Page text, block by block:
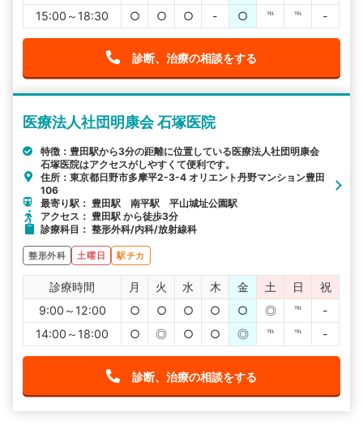
15:00～18:30
○ ○ ○ - ○ ℡ ℡ -
診断、治療の相談をする
医療法人社団明康会 石塚医院
特徴：豊田駅から3分の距離に位置している医療法人社団明康会
石塚医院はアクセスがしやすくて便利です。
住所：東京都日野市多摩平2-3-4 オリエント丹野マンション豊田
106
最寄り駅： 豊田駅 南平駅 平山城址公園駅
アクセス： 豊田駅 から徒歩3分
診療科目： 整形外科/内科/放射線科
整形外科 土曜日 駅チカ
診療時間 月 火 水 木 金 土 日
祝
9:00～12:00
○ ○ ○ ○ ○ ◎ ℡
-
14:00～18:00
○ ◎ ○ ○ ◎ ℡ ℡ -
診断、治療の相談をする